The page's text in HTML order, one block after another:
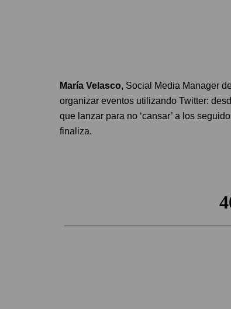
María Velasco, Social Media Manager
organizar eventos utilizando Twitter:
que lanzar para no ‘cansar’ a los
finaliza.